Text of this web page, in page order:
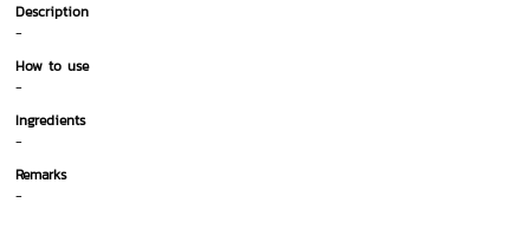
Description
-
How to use
-
Ingredients
-
Remarks
-